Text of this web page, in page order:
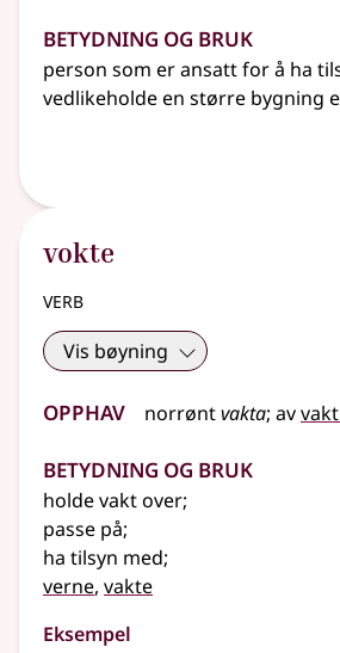
Betydning og bruk
person som er ansatt for å ha
vedlikeholde en større bygning
vokte
verb
Vis bøyning
Opphav norrøntvakta; avvakt
Betydning og bruk
holde vakt over;
passe på;
ha tilsyn med;
verne, vakte
Eksempel